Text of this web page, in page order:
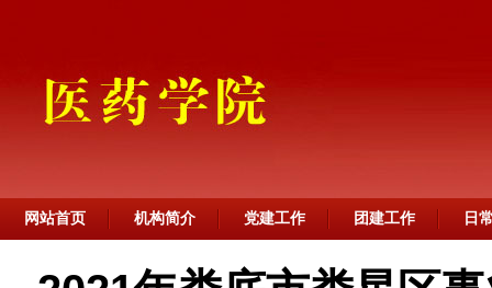
网站首页 机构简介 党建工作 团建工作 日